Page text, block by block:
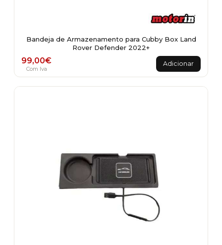
Bandeja de Armazenamento para Cubby Box Land
Rover Defender 2022+
99,00€
Com Iva
Adicionar